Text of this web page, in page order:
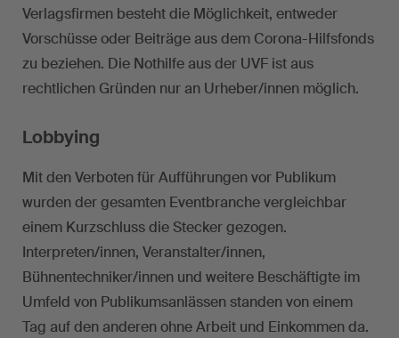
Verlagsfirmen besteht die Möglichkeit, entweder
Vorschüsse oder Beiträge aus dem Corona-Hilfsfonds
zu beziehen. Die Nothilfe aus der UVF ist aus
rechtlichen Gründen nur an Urheber/innen möglich.
Lobbying
Mit den Verboten für Aufführungen vor Publikum
wurden der gesamten Eventbranche vergleichbar
einem Kurzschluss die Stecker gezogen.
Interpreten/innen, Veranstalter/innen,
Bühnentechniker/innen und weitere Beschäftigte im
Umfeld von Publikumsanlässen standen von einem
Tag auf den anderen ohne Arbeit und Einkommen da.